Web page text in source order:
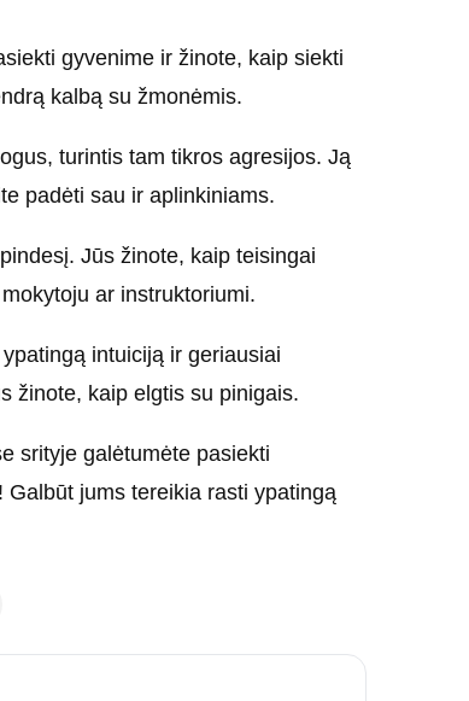
gyvenime ir žinote, kaip siekti
kalbą su žmonėmis.
turintis tam tikros agresijos. Ją
padėti sau ir aplinkiniams.
Jūs žinote, kaip teisingai
ar instruktoriumi.
intuiciją ir geriausiai
žinote, kaip elgtis su pinigais.
srityje galėtumėte pasiekti
jums tereikia rasti ypatingą